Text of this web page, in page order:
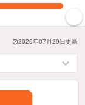
2026年07月29日更新